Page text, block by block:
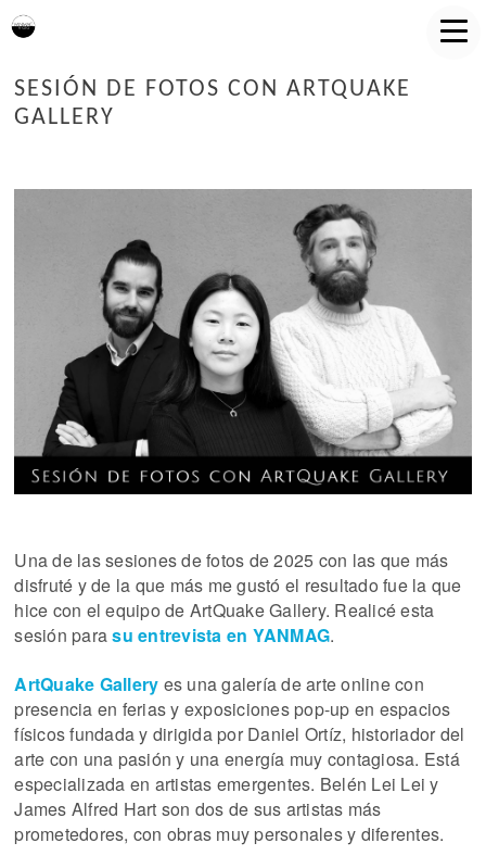
SESIÓN DE FOTOS CON ARTQUAKE
GALLERY
Una de las sesiones de fotos de 2025 con las que más
disfruté y de la que más me gustó el resultado fue la que
hice con el equipo de ArtQuake Gallery. Realicé esta
sesión parasu entrevista en YANMAG.
ArtQuake Gallery es una galería de arte online con
presencia en ferias y exposiciones pop-up en espacios
físicos fundada y dirigida por Daniel Ortíz, historiador del
arte con una pasión y una energía muy contagiosa. Está
especializada en artistas emergentes. Belén Lei Lei y
James Alfred Hart son dos de sus artistas más
prometedores, con obras muy personales y diferentes.